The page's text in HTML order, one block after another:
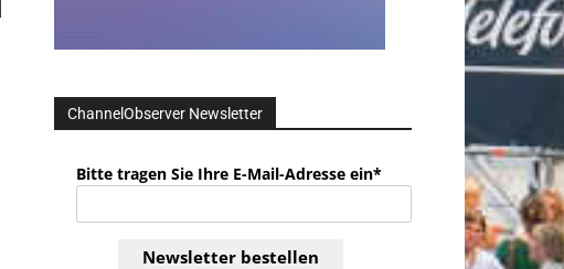
ChannelObserver Newsletter
Bitte tragen Sie Ihre E-Mail-Adresse ein*
Newsletter bestellen